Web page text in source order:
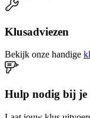
Klusadviezen
Bekijk onze handige
Hulp nodig bij je